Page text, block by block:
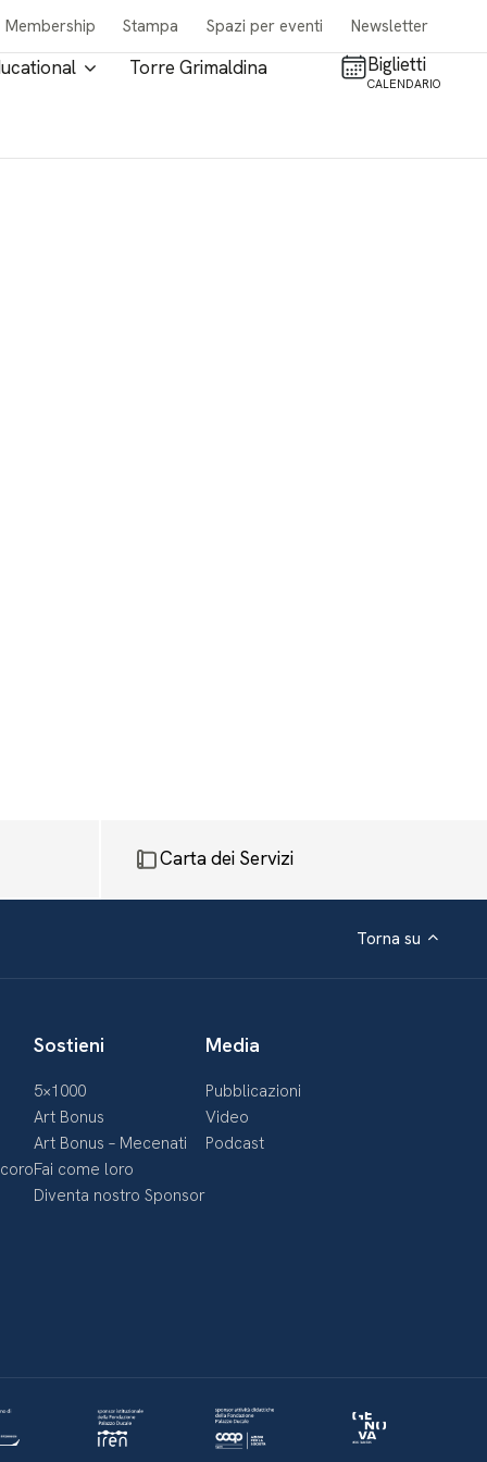
Membership Stampa Spazi per eventi Newsletter
Torre Grimaldina Biglietti
CALENDARIO
Carta dei Servizi
Torna su
Sostieni
5×1000
Art Bonus
Art Bonus – Mecenati
Fai come loro
Diventa nostro Sponsor
Media
Pubblicazioni
Video
Podcast